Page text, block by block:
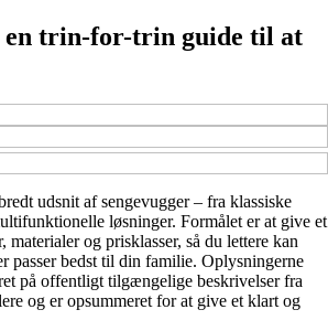
en trin-for-trin guide til at
udsnit af sengevugger – fra klassiske
løsninger. Formålet er at give et
og prisklasser, så du lettere kan
passer bedst til din familie. Oplysningerne
på offentligt tilgængelige beskrivelser fra
og er opsummeret for at give et klart og